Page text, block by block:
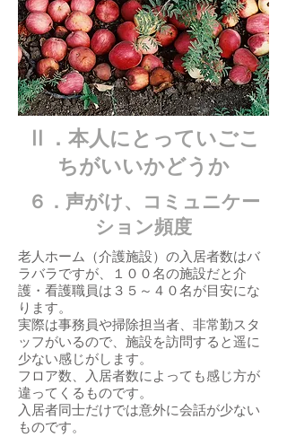
​Ⅱ．本人にとっていごこ
ちがいいかどうか
​６．声がけ、コミュニケー
ション頻度
老人ホーム（介護施設）の入居者数はバ
ラバラですが、１００名の施設だと介
護・看護職員は３５～４０名が目安にな
ります。
実際は事務員や掃除担当者、非常勤スタ
ッフがいるので、施設を訪問すると遥に
少ない感じがします。
フロア数、入居者数によっても感じ方が
違ってくるものです。
入居者同士だけでは意外に会話が少ない
ものです。